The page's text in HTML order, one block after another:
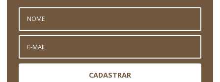
CADASTRAR